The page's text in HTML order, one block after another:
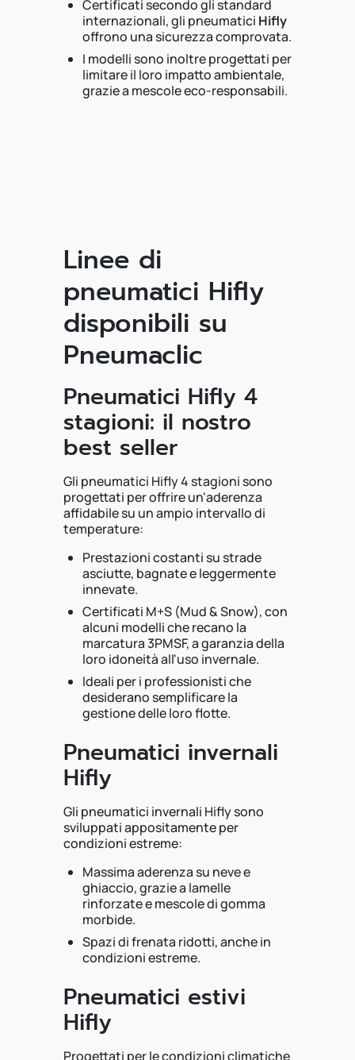
Certificati secondo gli standard
internazionali, gli pneumatici Hifly
offrono una sicurezza comprovata.
I modelli sono inoltre progettati per
limitare il loro impatto ambientale,
grazie a mescole eco-responsabili.
Linee di
pneumatici Hifly
disponibili su
Pneumaclic
Pneumatici Hifly 4
stagioni: il nostro
best seller
Gli pneumatici Hifly 4 stagioni sono
progettati per offrire un'aderenza
affidabile su un ampio intervallo di
temperature:
Prestazioni costanti su strade
asciutte, bagnate e leggermente
innevate.
Certificati M+S (Mud & Snow), con
alcuni modelli che recano la
marcatura 3PMSF, a garanzia della
loro idoneità all'uso invernale.
Ideali per i professionisti che
desiderano semplificare la
gestione delle loro flotte.
Pneumatici invernali
Hifly
Gli pneumatici invernali Hifly sono
sviluppati appositamente per
condizioni estreme:
Massima aderenza su neve e
ghiaccio, grazie a lamelle
rinforzate e mescole di gomma
morbide.
Spazi di frenata ridotti, anche in
condizioni estreme.
Pneumatici estivi
Hifly
Progettati per le condizioni climatiche